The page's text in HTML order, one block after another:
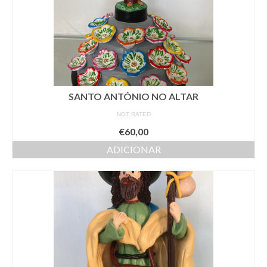
SANTO ANTÓNIO NO ALTAR
NOT RATED
€60,00
ADICIONAR